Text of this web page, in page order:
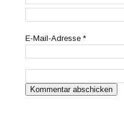
E-Mail-Adresse*